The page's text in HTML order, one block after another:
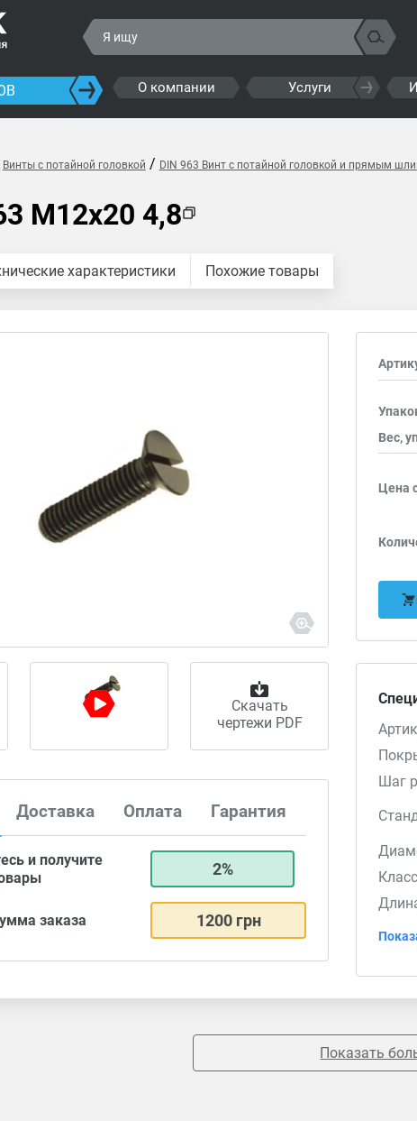
О компании Услуги
Винты с потайной головкой / DIN 963 Винт с потайной головкой и прямым
M12x20 4,8
характеристики Похожие товары
Скачать
чертежи PDF
Доставка Оплата Гарантия
и получите
2%
заказа 1200 грн
Вес,
Цена
Шаг
Показать